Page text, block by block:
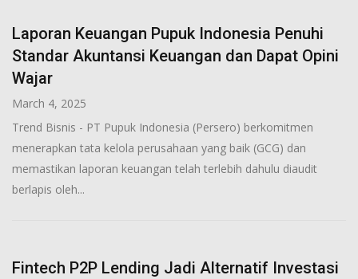
Laporan Keuangan Pupuk Indonesia Penuhi
Standar Akuntansi Keuangan dan Dapat Opini
Wajar
March 4, 2025
Trend Bisnis - PT Pupuk Indonesia (Persero) berkomitmen
menerapkan tata kelola perusahaan yang baik (GCG) dan
memastikan laporan keuangan telah terlebih dahulu diaudit
berlapis oleh...
Fintech P2P Lending Jadi Alternatif Investasi